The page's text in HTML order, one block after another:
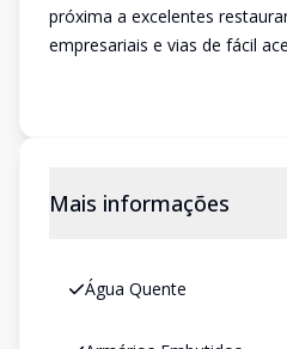
próxima a excelentes
empresariais e vias de fácil
Mais informações
Água Quente